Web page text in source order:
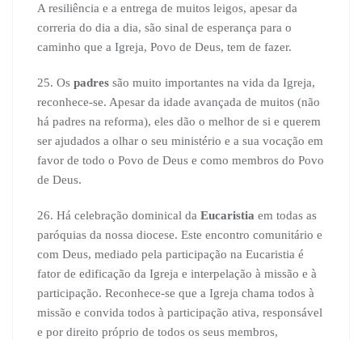
A resiliência e a entrega de muitos leigos, apesar da
correria do dia a dia, são sinal de esperança para o
caminho que a Igreja, Povo de Deus, tem de fazer.
25. Os padres são muito importantes na vida da Igreja,
reconhece-se. Apesar da idade avançada de muitos (não
há padres na reforma), eles dão o melhor de si e querem
ser ajudados a olhar o seu ministério e a sua vocação em
favor de todo o Povo de Deus e como membros do Povo
de Deus.
26. Há celebração dominical da Eucaristia em todas as
paróquias da nossa diocese. Este encontro comunitário e
com Deus, mediado pela participação na Eucaristia é
fator de edificação da Igreja e interpelação à missão e à
participação. Reconhece-se que a Igreja chama todos à
missão e convida todos à participação ativa, responsável
e por direito próprio de todos os seus membros,